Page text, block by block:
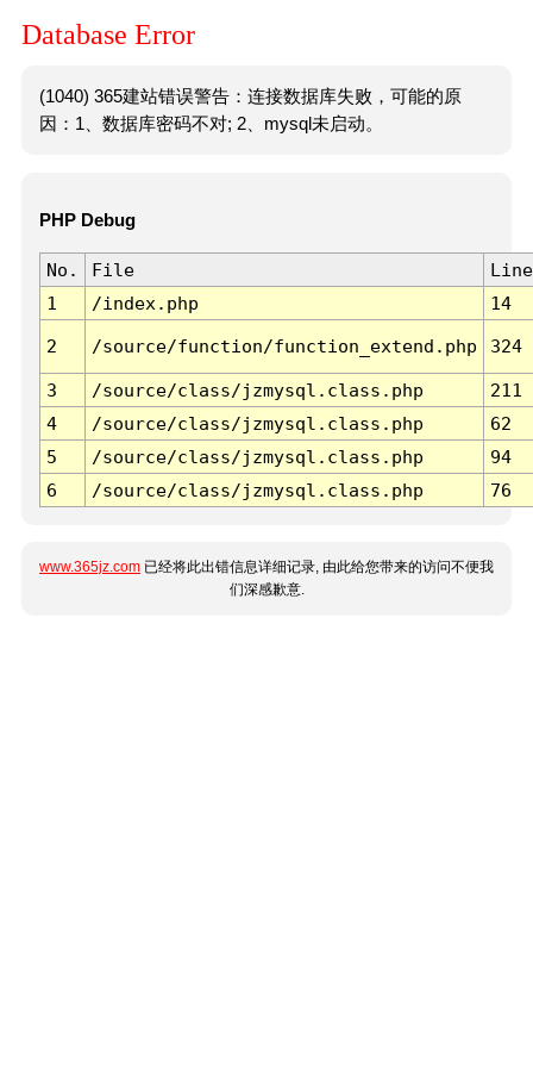
Database Error
(1040) 365建站错误警告：连接数据库失败，可能的原
因：1、数据库密码不对; 2、mysql未启动。
PHP Debug
No. File
Line
1
/index.php 14
2 /source/function/function_extend.php 324
3 /source/class/jzmysql.class.php
211
4
/source/class/jzmysql.class.php
62
5
/source/class/jzmysql.class.php
94
6
/source/class/jzmysql.class.php 76
www.365jz.com 已经将此出错信息详细记录, 由此给您带来的访问不便我
们深感歉意.